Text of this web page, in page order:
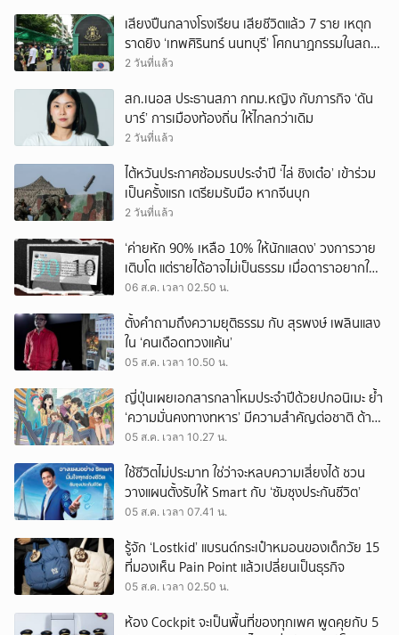
เสียงปืนกลางโรงเรียน เสียชีวิตแล้ว 7 ราย เหตุก
ราดยิง ‘เทพศิรินทร์ นนทบุรี’ โศกนาฏกรรมในสถาน
ศึกษา ครั้งที่ 2 ในรอบปี
2 วันที่แล้ว
สก.เนอส ประธานสภา กทม.หญิง กับภารกิจ ‘ดัน
บาร์’ การเมืองท้องถิ่น ให้ไกลกว่าเดิม
2 วันที่แล้ว
ไต้หวันประกาศซ้อมรบประจำปี ‘ไล่ ชิงเต๋อ’ เข้าร่วม
เป็นครั้งแรก เตรียมรับมือ หากจีนบุก
2 วันที่แล้ว
‘ค่ายหัก 90% เหลือ 10% ให้นักแสดง’ วงการวาย
เติบโต แต่รายได้อาจไม่เป็นธรรม เมื่อดาราอยากให้มี
‘สัญญามาตรฐาน’
06 ส.ค. เวลา 02.50 น.
ตั้งคำถามถึงความยุติธรรม กับ สุรพงษ์ เพลินแสง
ใน ‘คนเดือดทวงแค้น’
05 ส.ค. เวลา 10.50 น.
ญี่ปุ่นเผยเอกสารกลาโหมประจำปีด้วยปกอนิเมะ ย้ำ
‘ความมั่นคงทางทหาร’ มีความสำคัญต่อชาติ ด้าน
จีนเตือน ขออย่าซ้ำรอยประวัติศาสตร์
05 ส.ค. เวลา 10.27 น.
ใช้ชีวิตไม่ประมาท ใช่ว่าจะหลบความเสี่ยงได้ ชวน
วางแผนตั้งรับให้ Smart กับ ‘ซัมซุงประกันชีวิต’
05 ส.ค. เวลา 07.41 น.
รู้จัก ‘Lostkid’ แบรนด์กระเป๋าหมอนของเด็กวัย 15
ที่มองเห็น Pain Point แล้วเปลี่ยนเป็นธุรกิจ
05 ส.ค. เวลา 02.50 น.
ห้อง Cockpit จะเป็นพื้นที่ของทุกเพศ พูดคุยกับ 5